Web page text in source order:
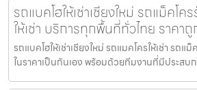
รถแบคโฮให้เช่าเชียงใหม่ รถแม็คโค
ให้เช่า บริการทุกพื้นที่ทั่วไทย ราคาถู
รถแบคโฮให้เช่าเชียงใหม่ รถแมคโครให้เช่า รถแ
ในราคาเป็นกันเอง พร้อมด้วยทีมงานที่มีประสบ